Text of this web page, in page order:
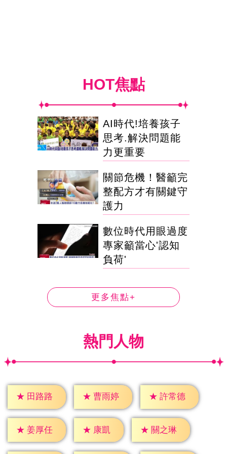
HOT焦點
AI時代!培養孩子
思考.解決問題能
力更重要
關節危機！醫籲完
整配方才有關鍵守
護力
數位時代用眼過度
專家籲當心'認知
負荷'
更多焦點+
熱門人物
★ 田路路 ★ 曹雨婷 ★ 許常德
★ 姜厚任 ★ 康凱 ★ 關之琳